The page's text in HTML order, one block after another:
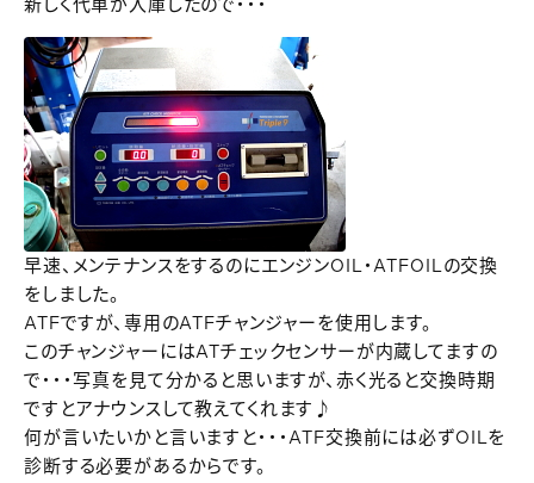
新しく代車が入庫したので・・・
早速、メンテナンスをするのにエンジンOIL・ATFOILの交換
をしました。
ATFですが、専用のATFチャンジャーを使用します。
このチャンジャーにはATチェックセンサーが内蔵してますの
で・・・写真を見て分かると思いますが、赤く光ると交換時期
ですとアナウンスして教えてくれます♪
何が言いたいかと言いますと・・・ATF交換前には必ずOILを
診断する必要があるからです。